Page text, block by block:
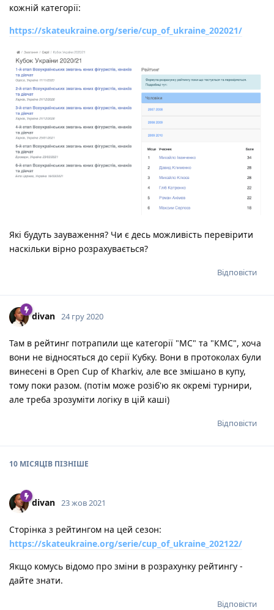
кожній категорії:
https://skateukraine.org/serie/cup_of_ukraine_202021/
Які будуть зауваження? Чи є десь можливість перевірити
наскільки вірно розрахувається?
Відповісти
divan 24 гру 2020
Там в рейтинг потрапили ще категорії "МС" та "КМС", хоча
вони не відносяться до серії Кубку. Вони в протоколах були
винесені в Open Cup of Kharkiv, але все змішано в купу,
тому поки разом. (потім може розіб'ю як окремі турнири,
але треба зрозуміти логіку в цій каші)
Відповісти
10 МІСЯЦІВ ПІЗНІШЕ
divan 23 жов 2021
Сторінка з рейтингом на цей сезон:
https://skateukraine.org/serie/cup_of_ukraine_202122/
Якщо комусь відомо про зміни в розрахунку рейтингу -
дайте знати.
Відповісти